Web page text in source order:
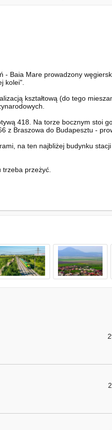
- Baia Mare prowadzony
kolei".
kształtową (do tego
418. Na torze bocznym stoi
z Braszowa do Budapesztu -
na ten najbliżej budynku
przeżyć.